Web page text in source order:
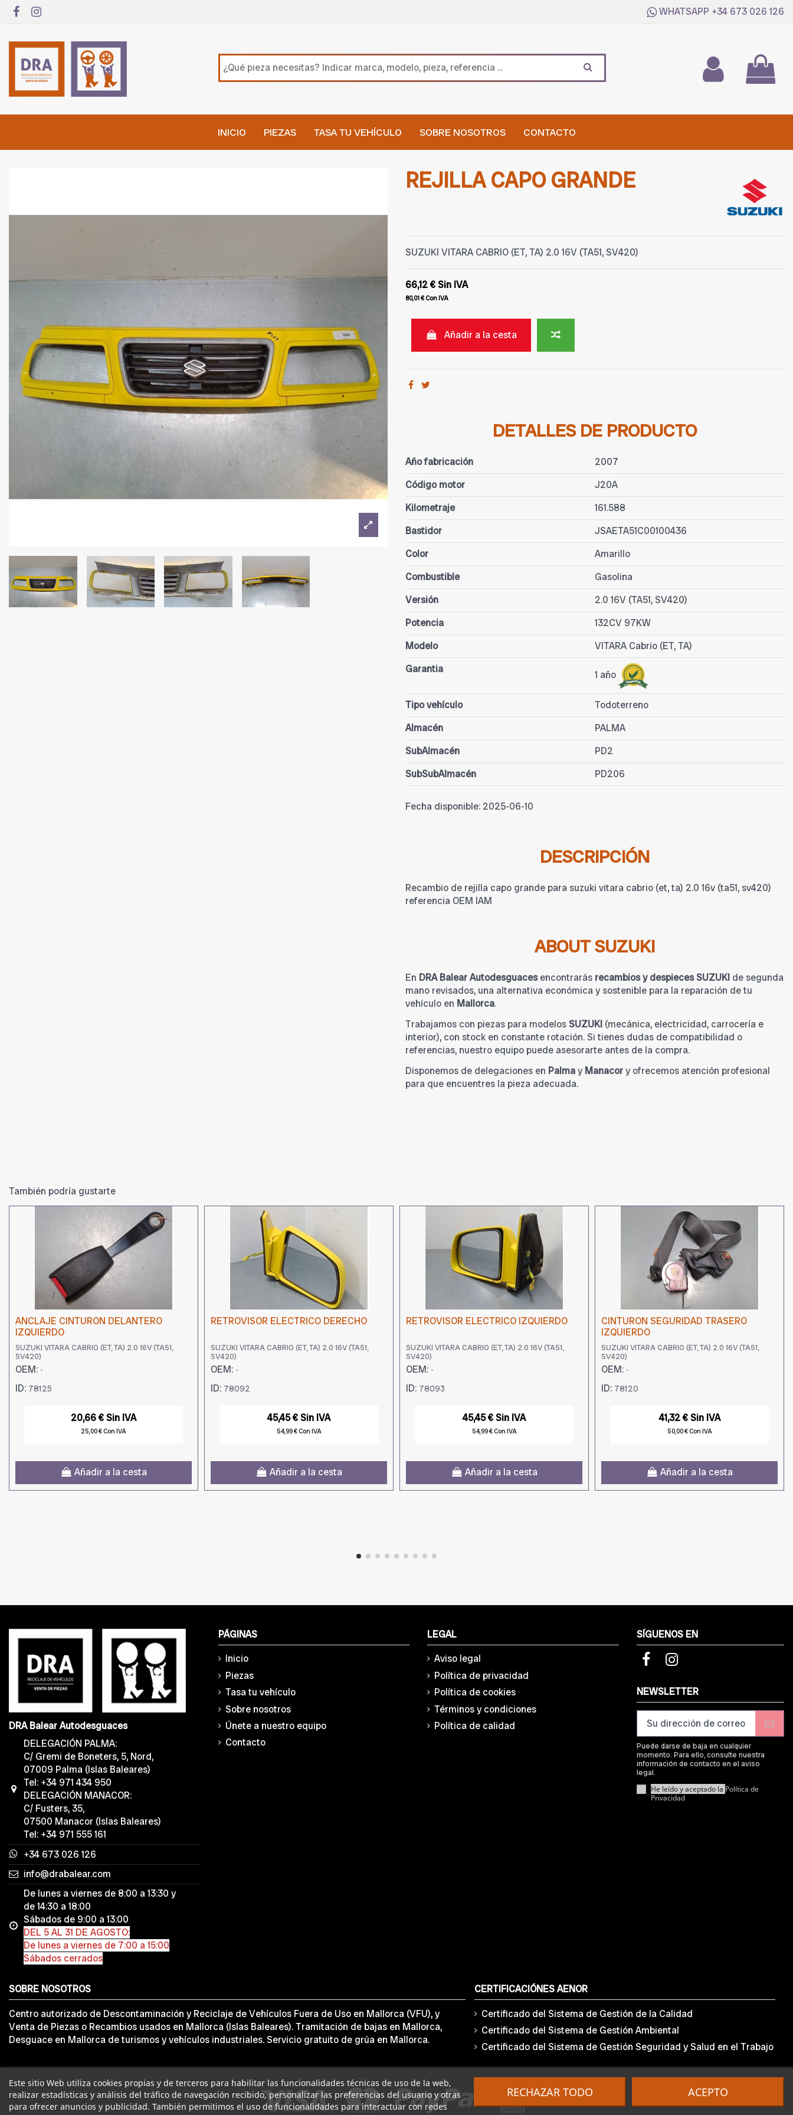
WHATSAPP +34 673 026 126
INICIO PIEZAS TASA TU VEHÍCULO SOBRE NOSOTROS CONTACTO
REJILLA CAPO GRANDE
SUZUKI VITARA CABRIO (ET, TA) 2.0 16V (TA51, SV420)
66,12 €Sin IVA
80,01 €Con IVA
Añadir a la cesta
DETALLES DE PRODUCTO
Año fabricación
2007
Código motor
J20A
Kilometraje
161.588
Bastidor
JSAETA51C00100436
Color
Amarillo
Combustible
Gasolina
Versión
2.0 16V (TA51, SV420)
Potencia
132CV 97KW
Modelo
VITARA Cabrio (ET, TA)
Garantia
1 año
Tipo vehículo
Todoterreno
Almacén
PALMA
SubAlmacén
PD2
SubSubAlmacén
PD206
Fecha disponible: 2025-06-10
DESCRIPCIÓN
Recambio de rejilla capo grande para suzuki vitara cabrio (et, ta) 2.0 16v (ta51, sv420)
referencia OEM IAM
ABOUT SUZUKI
En DRA Balear Autodesguacesencontrarás recambios y despieces SUZUKI de segunda
mano revisados, una alternativa económica y sostenible para la reparación de tu
vehículo en Mallorca.
Trabajamos con piezas para modelosSUZUKI (mecánica, electricidad, carrocería e
interior), con stock en constante rotación. Si tienes dudas de compatibilidad o
referencias, nuestro equipo puede asesorarte antes de la compra.
Disponemos de delegaciones en Palmay Manacory ofrecemos atención profesional
para que encuentres la pieza adecuada.
También podría gustarte
ANCLAJE CINTURON DELANTERO
IZQUIERDO
SUZUKI VITARA CABRIO (ET, TA) 2.0 16V (TA51,
SV420)
OEM: -
ID: 78125
20,66 € Sin IVA
25,00 € Con IVA
Añadir a la cesta
RETROVISOR ELECTRICO DERECHO
SUZUKI VITARA CABRIO (ET, TA) 2.0 16V (TA51,
SV420)
OEM: -
ID: 78092
45,45 € Sin IVA
54,99 € Con IVA
Añadir a la cesta
RETROVISOR ELECTRICO IZQUIERDO
SUZUKI VITARA CABRIO (ET, TA) 2.0 16V (TA51,
SV420)
OEM: -
ID: 78093
45,45 € Sin IVA
54,99 € Con IVA
Añadir a la cesta
CINTURON SEGURIDAD TRASERO
IZQUIERDO
SUZUKI VITARA CABRIO (ET, TA) 2.0 16V (TA51,
SV420)
OEM: -
ID: 78120
41,32 € Sin IVA
50,00 € Con IVA
Añadir a la cesta
DRA Balear Autodesguaces
DELEGACIÓN PALMA:
C/ Gremi de Boneters, 5, Nord,
07009 Palma (Islas Baleares)
Tel: +34 971 434 950
DELEGACIÓN MANACOR:
C/ Fusters, 35,
07500 Manacor (Islas Baleares)
Tel: +34 971 555 161
+34 673 026 126
info@drabalear.com
De lunes a viernes de 8:00 a 13:30 y
de 14:30 a 18:00
Sábados de 9:00 a 13:00
DEL 5 AL 31 DE AGOSTO:
De lunes a viernes de 7:00 a 15:00
Sábados cerrados
PÁGINAS
Inicio
Piezas
Tasa tu vehículo
Sobre nosotros
Únete a nuestro equipo
Contacto
LEGAL
Aviso legal
Política de privacidad
Política de cookies
Términos y condiciones
Política de calidad
Este sitio Web utiliza cookies propias y de terceros para habilitar las funcionalidades técnicas de uso de la web,
realizar estadísticas y análisis del tráfico de navegación recibido, personalizar las preferencias del usuario y otras
para ofrecer anuncios y publicidad. También permitimos el uso de funcionalidades para interactuar con redes
RECHAZAR TODO ACEPTO
SÍGUENOS EN
NEWSLETTER
Puede darse de baja en cualquier
momento. Para ello, consulte nuestra
información de contacto en el aviso
legal.
He leído y aceptado la Política de
Privacidad
SOBRE NOSOTROS
Centro autorizado de Descontaminación y Reciclaje de Vehículos Fuera de Uso en Mallorca (VFU), y
Venta de Piezas o Recambios usados en Mallorca (Islas Baleares). Tramitación de bajas en Mallorca,
Desguace en Mallorca de turismos y vehículos industriales. Servicio gratuito de grúa en Mallorca.
CERTIFICACIÓNES AENOR
Certificado del Sistema de Gestión de la Calidad
Certificado del Sistema de Gestión Ambiental
Certificado del Sistema de Gestión Seguridad y Salud en el Trabajo